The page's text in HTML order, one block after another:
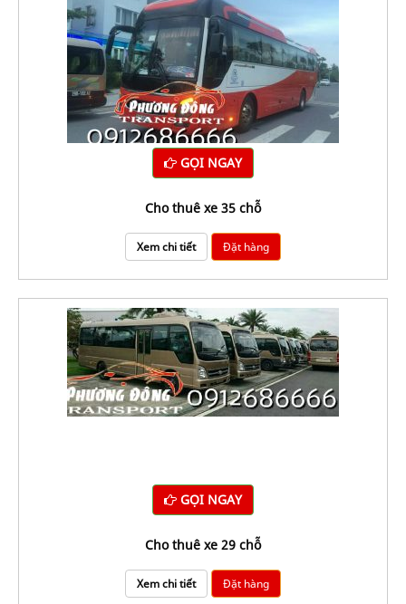
GỌI NGAY
cho thuê xe 35 chỗ
Xem chi tiết Đặt hàng
GỌI NGAY
cho thuê xe 29 chỗ
Xem chi tiết Đặt hàng